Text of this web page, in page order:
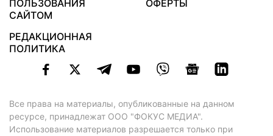
ПОЛЬЗОВАНИЯ
САЙТОМ
ОФЕРТЫ
РЕДАКЦИОННАЯ
ПОЛИТИКА
Все права на материалы, опубликованные на данном
ресурсе, принадлежат ООО "ФОКУС МЕДИА".
Использование материалов разрешается только при